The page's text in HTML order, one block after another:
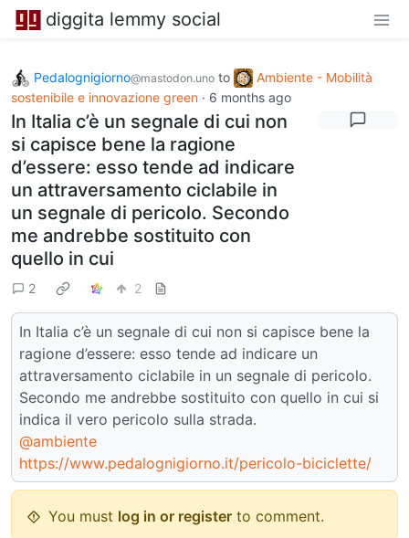
diggita lemmy social
Pedalognigiorno@mastodon.uno to
Ambiente - Mobilità
sostenibile e innovazione green · 6 months ago
In Italia c’è un segnale di cui non
si capisce bene la ragione
d’essere: esso tende ad indicare
un attraversamento ciclabile in
un segnale di pericolo. Secondo
me andrebbe sostituito con
quello in cui
2 2
In Italia c’è un segnale di cui non si capisce bene la
ragione d’essere: esso tende ad indicare un
attraversamento ciclabile in un segnale di pericolo.
Secondo me andrebbe sostituito con quello in cui si
indica il vero pericolo sulla strada.
@ambiente
https://www.pedalognigiorno.it/pericolo-biciclette/
You must log in or register to comment.